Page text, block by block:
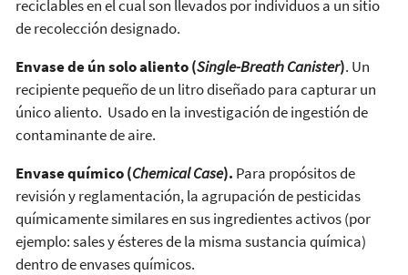
reciclables en el cual son llevados por individuos a un sitio
de recolección designado.
Envase de ún solo aliento (Single-Breath Canister). Un
recipiente pequeño de un litro diseñado para capturar un
único aliento. Usado en la investigación de ingestión de
contaminante de aire.
Envase químico (Chemical Case). Para propósitos de
revisión y reglamentación, la agrupación de pesticidas
químicamente similares en sus ingredientes activos (por
ejemplo: sales y ésteres de la misma sustancia química)
dentro de envases químicos.